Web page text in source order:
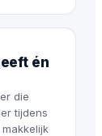
én
die
tijdens